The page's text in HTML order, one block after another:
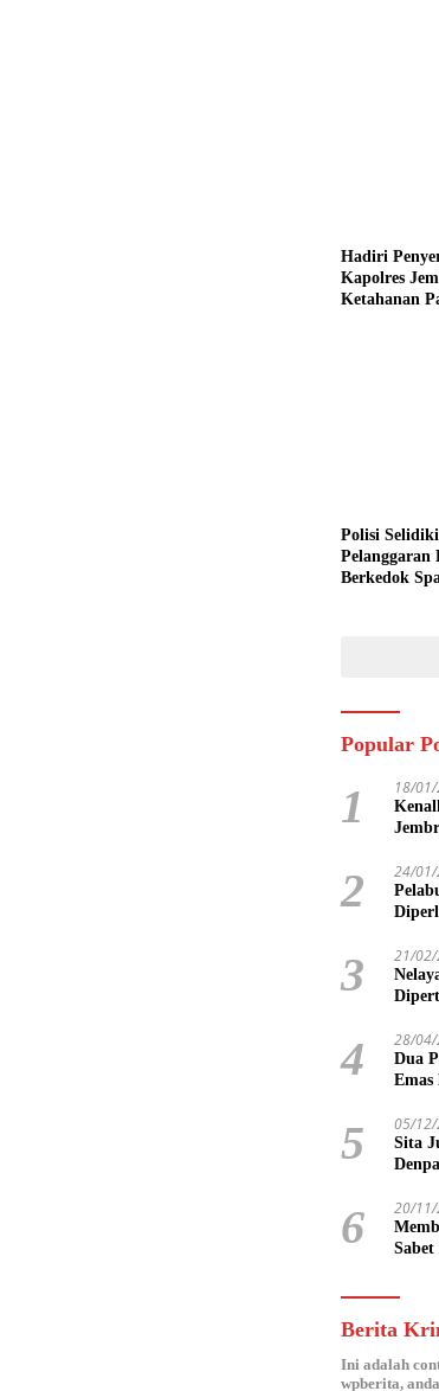
Hadiri
Kapolres
Ketahanan
Polisi
Pelanggaran
Berkedok
Popular
1 18/
2 24/
3 21/
4 28/
Dua
5 05/
Sita
6 20/
Berita
Ini adalah
wpberita,